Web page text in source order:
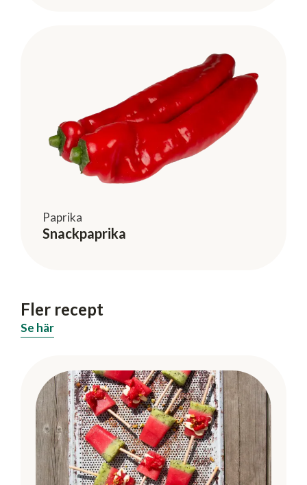
Paprika
Snackpaprika
Fler recept
Se här